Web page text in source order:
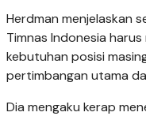
Herdman menjelaskan
Timnas Indonesia
kebutuhan posisi
pertimbangan utama
Dia mengaku kerap